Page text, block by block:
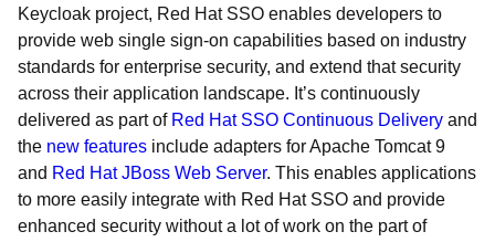
Keycloak project, Red Hat SSO enables developers to
provide web single sign-on capabilities based on industry
standards for enterprise security, and extend that security
across their application landscape. It’s continuously
delivered as part of Red Hat SSO Continuous Delivery and
the new features include adapters for Apache Tomcat 9
and Red Hat JBoss Web Server. This enables applications
to more easily integrate with Red Hat SSO and provide
enhanced security without a lot of work on the part of